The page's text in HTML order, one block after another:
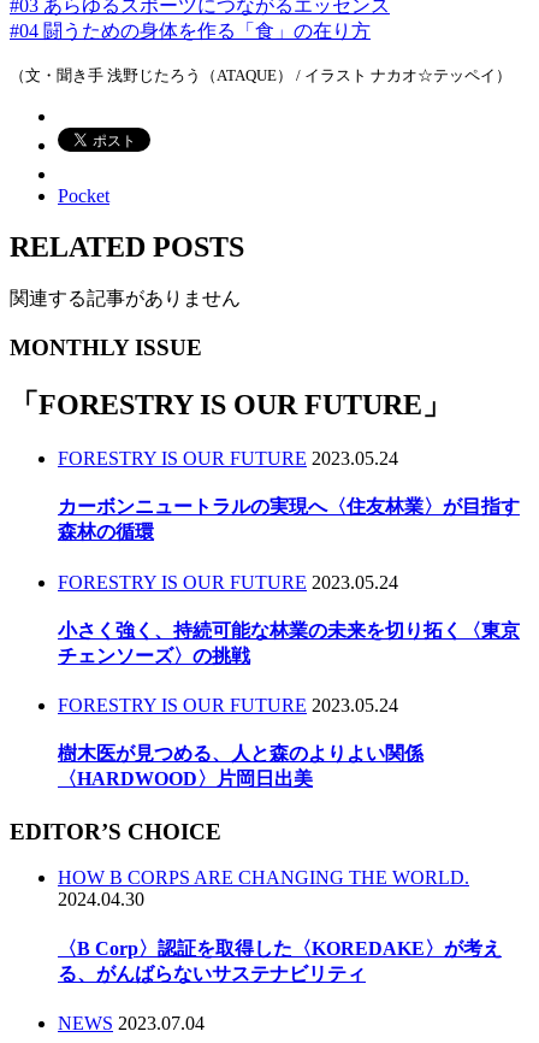
#03 あらゆるスポーツにつながるエッセンス
#04 闘うための身体を作る「食」の在り方
（文・聞き手 浅野じたろう（ATAQUE） / イラスト ナカオ☆テッペイ）
Pocket
RELATED POSTS
関連する記事がありません
MONTHLY ISSUE
「 FORESTRY IS OUR FUTURE 」
FORESTRY IS OUR FUTURE 2023.05.24
カーボンニュートラルの実現へ〈住友林業〉が目指す
森林の循環
FORESTRY IS OUR FUTURE 2023.05.24
小さく強く、持続可能な林業の未来を切り拓く〈東京
チェンソーズ〉の挑戦
FORESTRY IS OUR FUTURE 2023.05.24
樹木医が見つめる、人と森のよりよい関係
〈HARDWOOD〉片岡日出美
EDITOR’S CHOICE
HOW B CORPS ARE CHANGING THE WORLD.
2024.04.30
〈B Corp〉認証を取得した〈KOREDAKE〉が考え
る、がんばらないサステナビリティ
NEWS 2023.07.04